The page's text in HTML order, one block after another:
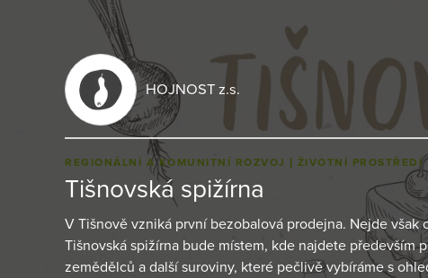
HOJNOST z.s.
REGIONÁLNÍ A KOMUNITNÍ ROZVOJ ŽIVOTNÍ PROSTŘEDÍ
Tišnovská spižírna
V Tišnově vzniká první bezobalová prodejna. Nejde však
Tišnovská spižírna bude místem, kde najdete především
zemědělců a další suroviny, které pečlivě vybíráme s